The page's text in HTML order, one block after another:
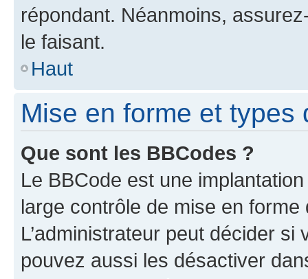
répondant. Néanmoins,
le faisant.
Haut
Mise en forme et types
Que sont les BBCodes ?
Le BBCode est une
large contrôle de mise en forme
L’administrateur peut décider
pouvez aussi les désactiver